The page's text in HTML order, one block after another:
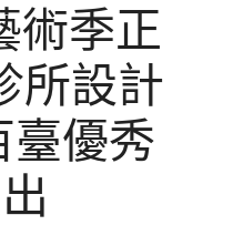
術季正
所設計
臺優秀